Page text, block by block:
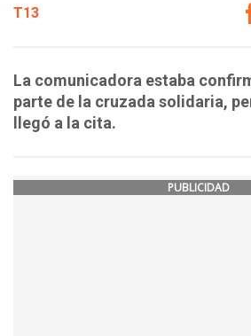
T13
La comunicadora estaba
parte de la cruzada solidaria,
llegó a la cita.
PUBLICIDAD